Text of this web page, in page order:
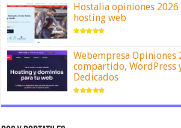
Hostalia opiniones 2026
hosting web
Webempresa Opiniones
compartido, WordPress
Dedicados